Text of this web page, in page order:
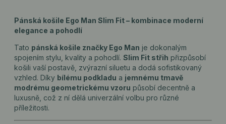
Pánská košile Ego Man Slim Fit – kombinace moderní
elegance a pohodlí
Tato pánská košile značky Ego Man je dokonalým
spojením stylu, kvality a pohodlí.Slim Fit střih přizpůsobí
košili vaší postavě, zvýrazní siluetu a dodá sofistikovaný
vzhled. Díky bílému podkladu a jemnému tmavě
modrému geometrickému vzoru působí decentně a
luxusně, což z ní dělá univerzální volbu pro různé
příležitosti.